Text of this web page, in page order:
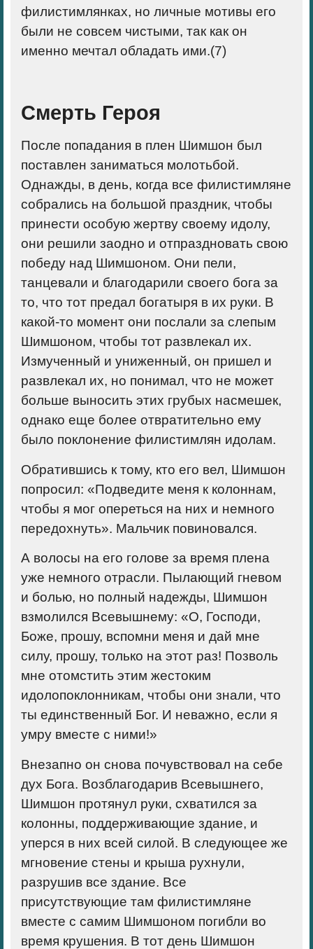
филистимлянках, но личные мотивы его
были не совсем чистыми, так как он
именно мечтал обладать ими.(7)
Смерть Героя
После попадания в плен Шимшон был
поставлен заниматься молотьбой.
Однажды, в день, когда все филистимляне
собрались на большой праздник, чтобы
принести особую жертву своему идолу,
они решили заодно и отпраздновать свою
победу над Шимшоном. Они пели,
танцевали и благодарили своего бога за
то, что тот предал богатыря в их руки. В
какой-то момент они послали за слепым
Шимшоном, чтобы тот развлекал их.
Измученный и униженный, он пришел и
развлекал их, но понимал, что не может
больше выносить этих грубых насмешек,
однако еще более отвратительно ему
было поклонение филистимлян идолам.
Обратившись к тому, кто его вел, Шимшон
попросил: «Подведите меня к колоннам,
чтобы я мог опереться на них и немного
передохнуть». Мальчик повиновался.
А волосы на его голове за время плена
уже немного отрасли. Пылающий гневом
и болью, но полный надежды, Шимшон
взмолился Всевышнему: «О, Господи,
Боже, прошу, вспомни меня и дай мне
силу, прошу, только на этот раз! Позволь
мне отомстить этим жестоким
идолопоклонникам, чтобы они знали, что
ты единственный Бог. И неважно, если я
умру вместе с ними!»
Внезапно он снова почувствовал на себе
дух Бога. Возблагодарив Всевышнего,
Шимшон протянул руки, схватился за
колонны, поддерживающие здание, и
уперся в них всей силой. В следующее же
мгновение стены и крыша рухнули,
разрушив все здание. Все
присутствующие там филистимляне
вместе с самим Шимшоном погибли во
время крушения. В тот день Шимшон